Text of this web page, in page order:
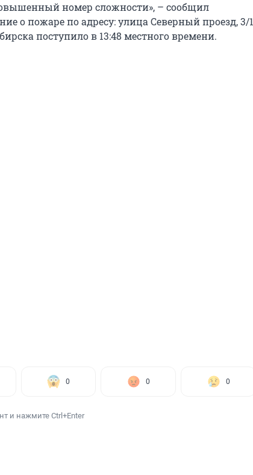
номер сложности», – сообщил
о пожаре по адресу: улица Северный проезд, 3/1
поступило в 13:48 местного времени.
0 0 0
и нажмите Ctrl+Enter